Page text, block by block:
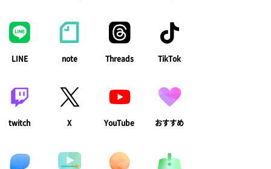
LINE note Threads TikTok
twitch X YouTube おすすめ